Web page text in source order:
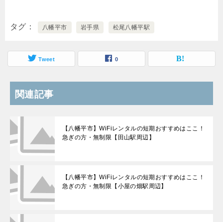
タグ 八幡平市 岩手県 松尾八幡平駅
Tweet 0
関連記事
【八幡平市】WiFiレンタルの短期おすすめはここ！
急ぎの方・無制限【田山駅周辺】
【八幡平市】WiFiレンタルの短期おすすめはここ！
急ぎの方・無制限【小屋の畑駅周辺】